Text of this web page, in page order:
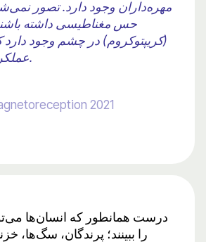
مهره‌داران وجود دارد. تصور
حس مغناطیسی داشته
(کریپتوکروم) در چشم وجود دارد
عملکرد را انجام دهد.
2021
درست همانطور که انسان‌ها
را ببینند؛ پرندگان، سگ‌ها،